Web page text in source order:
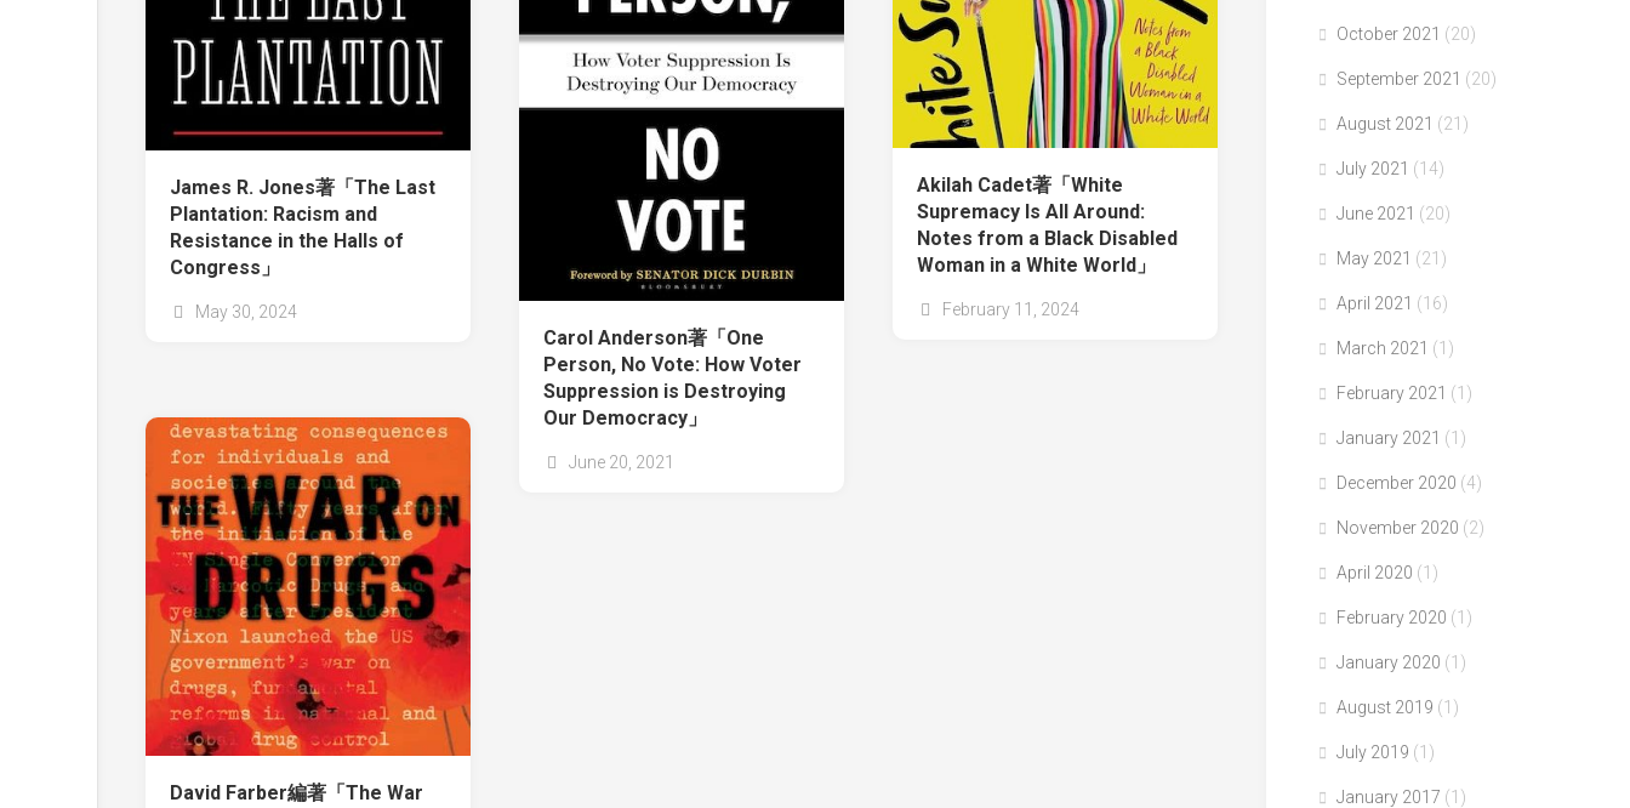
James R. Jones著「The Last
Plantation: Racism and
Resistance in the Halls of
Congress」
May 30, 2024
Carol Anderson著「One
Person, No Vote: How Voter
Suppression is Destroying
Our Democracy」
June 20, 2021
Akilah Cadet著「White
Supremacy Is All Around:
Notes from a Black Disabled
Woman in a White World」
February 11, 2024
David Farber編著「The War
October 2021 (20)
September 2021 (20)
August 2021 (21)
July 2021 (14)
June 2021 (20)
May 2021 (21)
April 2021 (16)
March 2021 (1)
February 2021 (1)
January 2021 (1)
December 2020 (4)
November 2020 (2)
April 2020 (1)
February 2020 (1)
January 2020 (1)
August 2019 (1)
July 2019 (1)
January 2017 (1)